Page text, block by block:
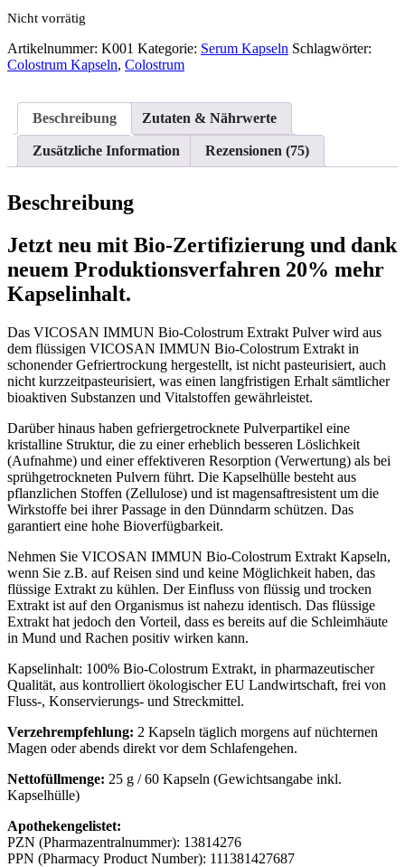
Nicht vorrätig
Artikelnummer: K001 Kategorie: Serum Kapseln Schlagwörter:
Colostrum Kapseln, Colostrum
Beschreibung Zutaten & Nährwerte
Zusätzliche Information Rezensionen (75)
Beschreibung
Jetzt neu mit Bio-Zertifizierung und dank
neuem Produktionsverfahren 20% mehr
Kapselinhalt.
Das VICOSAN IMMUN Bio-Colostrum Extrakt Pulver wird aus
dem flüssigen VICOSAN IMMUN Bio-Colostrum Extrakt in
schonender Gefriertrockung hergestellt, ist nicht pasteurisiert, auch
nicht kurzzeitpasteurisiert, was einen langfristigen Erhalt sämtlicher
bioaktiven Substanzen und Vitalstoffen gewährleistet.
Darüber hinaus haben gefriergetrocknete Pulverpartikel eine
kristalline Struktur, die zu einer erheblich besseren Löslichkeit
(Aufnahme) und einer effektiveren Resorption (Verwertung) als bei
sprühgetrockneten Pulvern führt. Die Kapselhülle besteht aus
pflanzlichen Stoffen (Zellulose) und ist magensaftresistent um die
Wirkstoffe bei ihrer Passage in den Dünndarm schützen. Das
garantiert eine hohe Bioverfügbarkeit.
Nehmen Sie VICOSAN IMMUN Bio-Colostrum Extrakt Kapseln,
wenn Sie z.B. auf Reisen sind und keine Möglichkeit haben, das
flüssige Extrakt zu kühlen. Der Einfluss von flüssig und trocken
Extrakt ist auf den Organismus ist nahezu identisch. Das flüssige
Extrakt hat jedoch den Vorteil, dass es bereits auf die Schleimhäute
in Mund und Rachen positiv wirken kann.
Kapselinhalt: 100% Bio-Colostrum Extrakt, in pharmazeutischer
Qualität, aus kontrolliert ökologischer EU Landwirtschaft, frei von
Fluss-, Konservierungs- und Streckmittel.
Verzehrempfehlung: 2 Kapseln täglich morgens auf nüchternen
Magen oder abends direkt vor dem Schlafengehen.
Nettofüllmenge: 25 g / 60 Kapseln (Gewichtsangabe inkl.
Kapselhülle)
Apothekengelistet:
PZN (Pharmazentralnummer): 13814276
PPN (Pharmacy Product Number): 111381427687